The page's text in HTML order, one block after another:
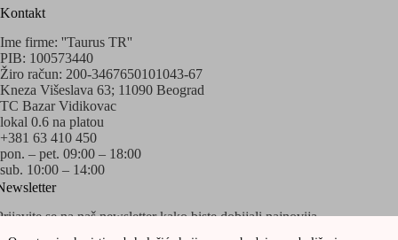
Kontakt
Ime firme: ''Taurus TR''
PIB: 100573440
Žiro račun: 200-3467650101043-67
Kneza Višeslava 63; 11090 Beograd
TC Bazar Vidikovac
lokal 0.6 na platou
+381 63 410 450
pon. – pet. 09:00 – 18:00
sub. 10:00 – 14:00
se na naš newsletter kako biste dobijali najnovija